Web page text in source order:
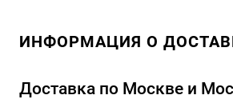
В избранное В наличии
ИНФОРМАЦИЯ О
Доставка по Москве и